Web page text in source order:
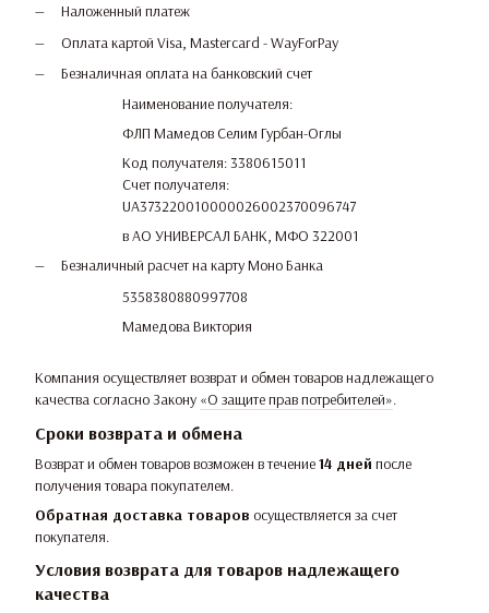
Наложенный платеж
Оплата картой Visa, Mastercard - WayForPay
Безналичная оплата на банковский счет
Наименование получателя:
ФЛП Мамедов Селим Гурбан-Оглы
Код получателя: 3380615011
Счет получателя:
UA373220010000026002370096747
в АО УНИВЕРСАЛ БАНК, МФО 322001
Безналичный расчет на карту Моно Банка
5358380880997708
Мамедова Виктория
Компания осуществляет возврат и обмен товаров надлежащего
качества согласно Закону «О защите прав потребителей».
Сроки возврата и обмена
Возврат и обмен товаров возможен в течение14 дней после
получения товара покупателем.
Обратная доставка товаров осуществляется за счет
покупателя.
Условия возврата для товаров надлежащего
качества